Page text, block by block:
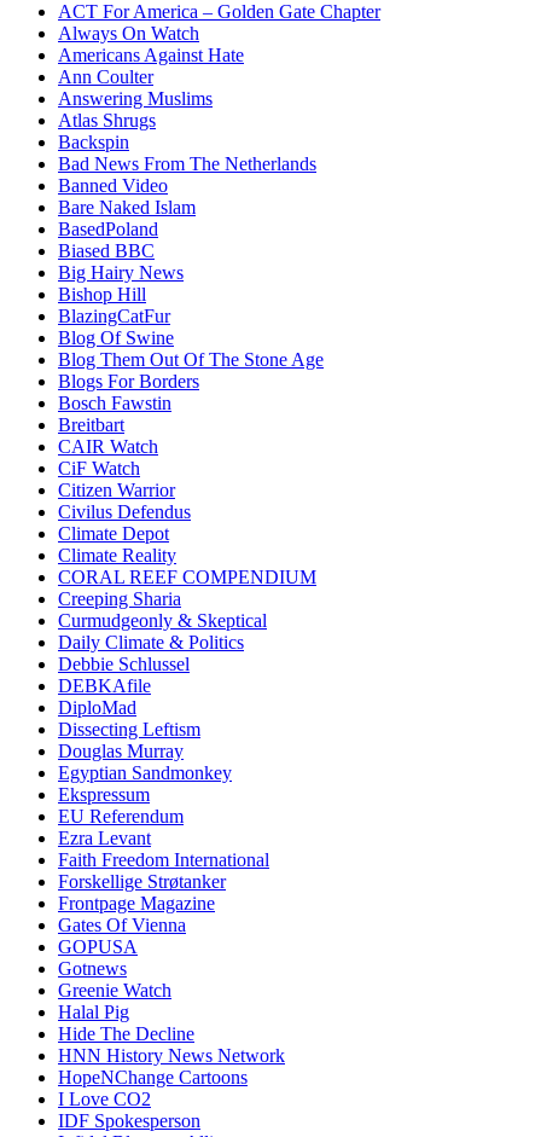
ACT For America – Golden Gate Chapter
Always On Watch
Americans Against Hate
Ann Coulter
Answering Muslims
Atlas Shrugs
Backspin
Bad News From The Netherlands
Banned Video
Bare Naked Islam
BasedPoland
Biased BBC
Big Hairy News
Bishop Hill
BlazingCatFur
Blog Of Swine
Blog Them Out Of The Stone Age
Blogs For Borders
Bosch Fawstin
Breitbart
CAIR Watch
CiF Watch
Citizen Warrior
Civilus Defendus
Climate Depot
Climate Reality
CORAL REEF COMPENDIUM
Creeping Sharia
Curmudgeonly & Skeptical
Daily Climate & Politics
Debbie Schlussel
DEBKAfile
DiploMad
Dissecting Leftism
Douglas Murray
Egyptian Sandmonkey
Ekspressum
EU Referendum
Ezra Levant
Faith Freedom International
Forskellige Strøtanker
Frontpage Magazine
Gates Of Vienna
GOPUSA
Gotnews
Greenie Watch
Halal Pig
Hide The Decline
HNN History News Network
HopeNChange Cartoons
I Love CO2
IDF Spokesperson